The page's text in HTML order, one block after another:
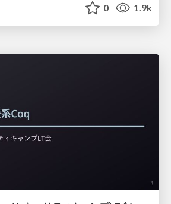
0 1.9k